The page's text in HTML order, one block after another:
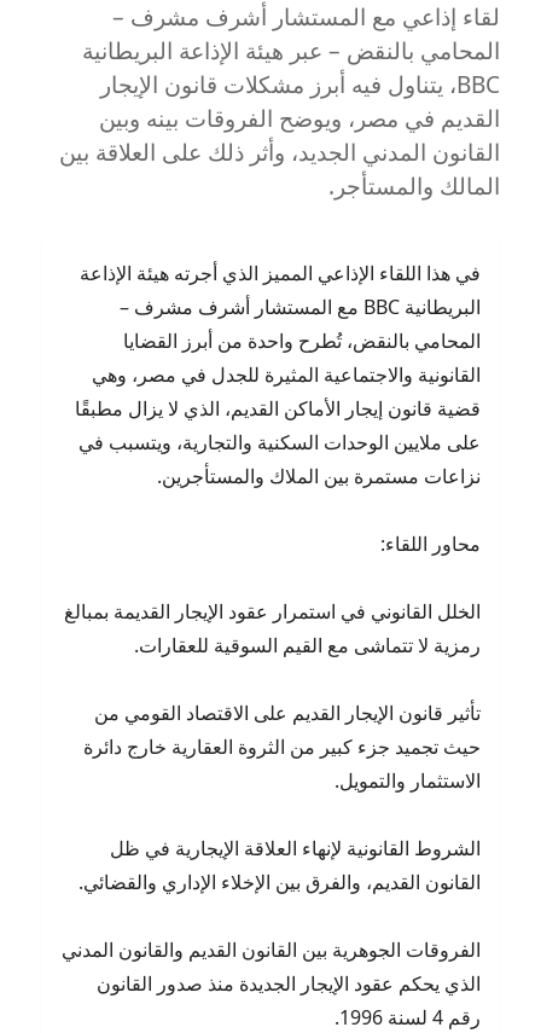
لقاء إذاعي مع المستشار أشرف مشرف –
المحامي بالنقض – عبر هيئة الإذاعة البريطانية
BBC، يتناول فيه أبرز مشكلات قانون الإيجار
القديم في مصر، ويوضح الفروقات بينه وبين
القانون المدني الجديد، وأثر ذلك على العلاقة بين
المالك والمستأجر.
في هذا اللقاء الإذاعي المميز الذي أجرته هيئة الإذاعة
البريطانية BBC مع المستشار أشرف مشرف –
المحامي بالنقض، تُطرح واحدة من أبرز القضايا
القانونية والاجتماعية المثيرة للجدل في مصر، وهي
قضية قانون إيجار الأماكن القديم، الذي لا يزال مطبقًا
على ملايين الوحدات السكنية والتجارية، ويتسبب في
نزاعات مستمرة بين الملاك والمستأجرين.
محاور اللقاء:
الخلل القانوني في استمرار عقود الإيجار القديمة بمبالغ
رمزية لا تتماشى مع القيم السوقية للعقارات.
تأثير قانون الإيجار القديم على الاقتصاد القومي من
حيث تجميد جزء كبير من الثروة العقارية خارج دائرة
الاستثمار والتمويل.
الشروط القانونية لإنهاء العلاقة الإيجارية في ظل
القانون القديم، والفرق بين الإخلاء الإداري والقضائي.
الفروقات الجوهرية بين القانون القديم والقانون المدني
الذي يحكم عقود الإيجار الجديدة منذ صدور القانون
رقم 4 لسنة 1996.